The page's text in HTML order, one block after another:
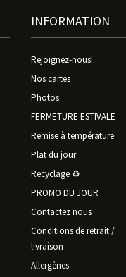
INFORMATION
Rejoignez-nous!
Nos cartes
Photos
FERMETURE ESTIVALE
Remise à température
Plat du jour
Recyclage ♻️
PROMO DU JOUR
Contactez nous
Conditions de retrait /
livraison
Allergènes